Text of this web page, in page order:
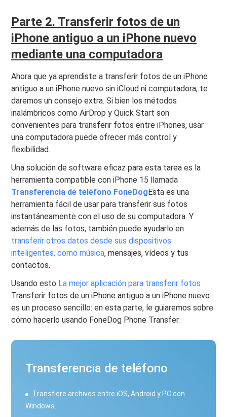
Parte 2. Transferir fotos de un
iPhone antiguo a un iPhone nuevo
mediante una computadora
Ahora que ya aprendiste a transferir fotos de un iPhone
antiguo a un iPhone nuevo sin iCloud ni computadora, te
daremos un consejo extra. Si bien los métodos
inalámbricos como AirDrop y Quick Start son
convenientes para transferir fotos entre iPhones, usar
una computadora puede ofrecer más control y
flexibilidad.
Una solución de software eficaz para esta tarea es la
herramienta compatible con iPhone 15 llamada
Transferencia de teléfono FoneDog Esta es una
herramienta fácil de usar para transferir sus fotos
instantáneamente con el uso de su computadora. Y
además de las fotos, también puede ayudarlo en
transferir otros datos desde sus dispositivos
inteligentes, como música, mensajes, vídeos y tus
contactos.
Usando esto La mejor aplicación para transferir fotos
Transferir fotos de un iPhone antiguo a un iPhone nuevo
es un proceso sencillo: en esta parte, le guiaremos sobre
cómo hacerlo usando FoneDog Phone Transfer.
Transferencia de teléfono
Transfiere archivos entre iOS, Android y PC con
Windows.